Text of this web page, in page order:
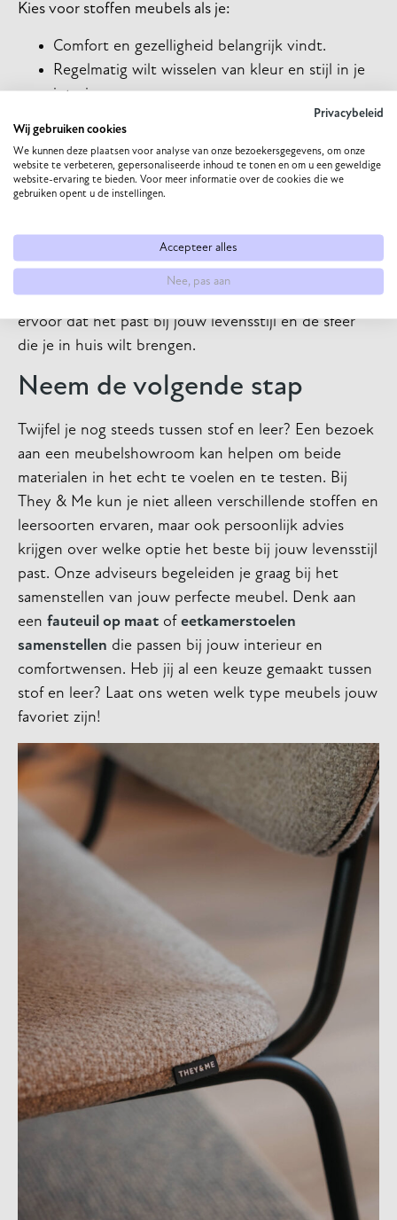
Kies voor stoffen meubels als je:
Comfort en gezelligheid belangrijk vindt.
Regelmatig wilt wisselen van kleur en stijl in je
interieur.
Ga voor leren meubels als je:
Op zoek bent naar een luxe, stijlvolle uitstraling.
Weinig tijd hebt voor onderhoud.
Beide opties hebben hun unieke charme en
functionaliteiten. Wat jouw keuze ook wordt, zorg
ervoor dat het past bij jouw levensstijl en de sfeer
die je in huis wilt brengen.
Neem de volgende stap
Twijfel je nog steeds tussen stof en leer? Een bezoek
aan een meubelshowroom kan helpen om beide
materialen in het echt te voelen en te testen. Bij
They & Me kun je niet alleen verschillende stoffen en
leersoorten ervaren, maar ook persoonlijk advies
krijgen over welke optie het beste bij jouw levensstijl
past. Onze adviseurs begeleiden je graag bij het
samenstellen van jouw perfecte meubel. Denk aan
een fauteuil op maat of eetkamerstoelen
samenstellen die passen bij jouw interieur en
comfortwensen. Heb jij al een keuze gemaakt tussen
stof en leer? Laat ons weten welk type meubels jouw
favoriet zijn!
Privacybeleid
Wij gebruiken cookies
We kunnen deze plaatsen voor analyse van onze bezoekersgegevens, om onze
website te verbeteren, gepersonaliseerde inhoud te tonen en om u een geweldige
website-ervaring te bieden. Voor meer informatie over de cookies die we
gebruiken opent u de instellingen.
Accepteer alles
Nee, pas aan